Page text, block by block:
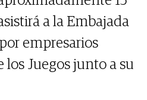
a la Embajada
empresarios
los Juegos junto a su